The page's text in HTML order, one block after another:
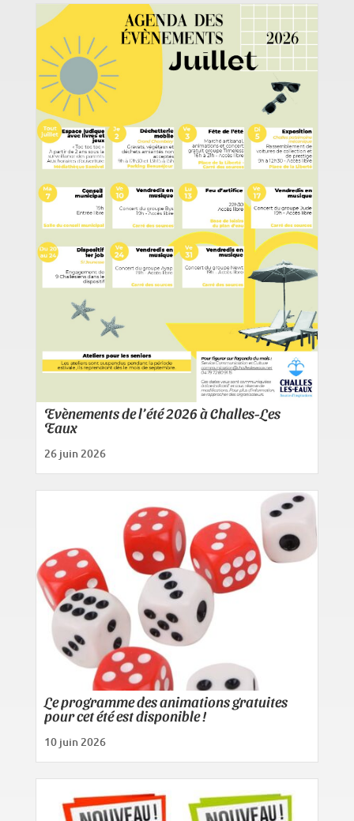
Evènements de l’été 2026 à Challes-Les
Eaux
26 juin 2026
Le programme des animations gratuites
pour cet été est disponible !
10 juin 2026